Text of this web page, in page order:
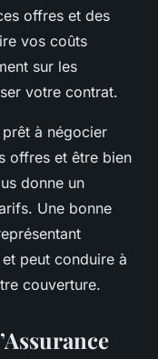
offres et des
vos coûts
sur les
votre contrat.
à négocier
offres et être bien
donne un
Une bonne
peut conduire à
couverture.